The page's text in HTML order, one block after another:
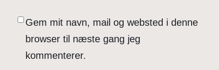
Gem mit navn, mail og websted i denne
browser til næste gang jeg
kommenterer.